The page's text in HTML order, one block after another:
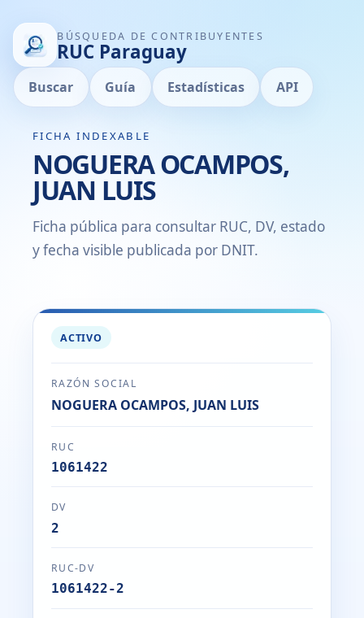
BÚSQUEDA DE CONTRIBUYENTES
RUC Paraguay
Buscar Guía Estadísticas API
FICHA INDEXABLE
NOGUERA OCAMPOS,
JUAN LUIS
Ficha pública para consultar RUC, DV, estado
y fecha visible publicada por DNIT.
ACTIVO
RAZÓN SOCIAL
NOGUERA OCAMPOS, JUAN LUIS
RUC
1061422
DV
2
RUC-DV
1061422-2